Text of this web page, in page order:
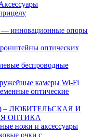
инновационные опоры
оптических
беспроводные
камеры Wi-Fi
оптические
– ЛЮБИТЕЛЬСКАЯ И
ОПТИКА
ножи и аксессуары
очки с